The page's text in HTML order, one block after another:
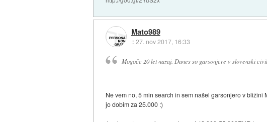
Mato989
::27. nov 2017, 16:33
Mogoče 20 let nazaj. Danes so garsonjere v slovenski
Ne vem no, 5 min search in sem našel garsonjero v
jo dobim za 25.000 :)